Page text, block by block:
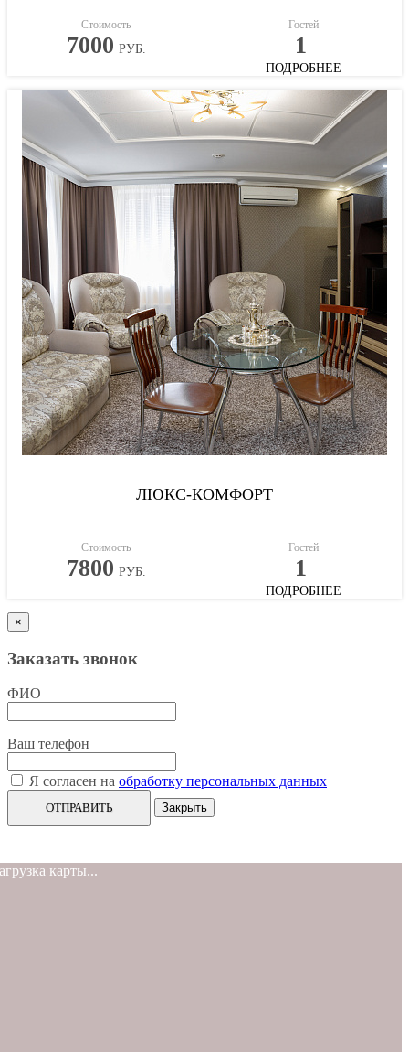
Стоимость
7000 РУБ.
Гостей
1
ПОДРОБНЕЕ
ЛЮКС-КОМФОРТ
Стоимость
7800 РУБ.
Гостей
1
ПОДРОБНЕЕ
×
Заказать звонок
ФИО
Ваш телефон
Я согласен на обработку персональных данных
ОТПРАВИТЬ Закрыть
карты...